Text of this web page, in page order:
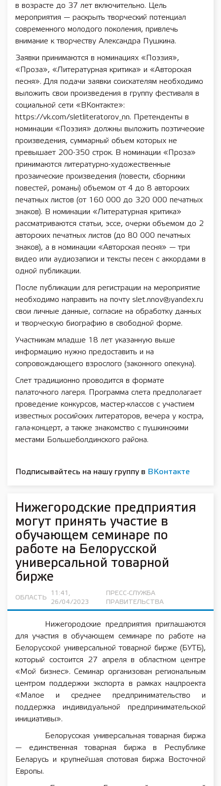
в возрасте до 37 лет включительно. Цель
мероприятия — раскрыть творческий потенциал
современного молодого поколения, привлечь
внимание к творчеству Александра Пушкина.
Заявки принимаются в номинациях «Поэзия»,
«Проза», «Литературная критика» и «Авторская
песня». Для подачи заявки соискателям необходимо
выложить свои произведения в группу фестиваля в
социальной сети «ВКонтакте»:
https://vk.com/sletliteratorov_nn. Претенденты в
номинации «Поэзия» должны выложить поэтические
произведения, суммарный объем которых не
превышает 200-350 строк. В номинации «Проза»
принимаются литературно-художественные
прозаические произведения (повести, сборники
повестей, романы) объемом от 4 до 8 авторских
печатных листов (от 160 000 до 320 000 печатных
знаков). В номинации «Литературная критика»
рассматриваются статьи, эссе, очерки объемом до 2
авторских печатных листов (до 80 000 печатных
знаков), а в номинации «Авторская песня» — три
видео или аудиозаписи и тексты песен с аккордами в
одной публикации.
После публикации для регистрации на мероприятие
необходимо направить на почту slet.nnov@yandex.ru
свои личные данные, согласие на обработку данных
и творческую биографию в свободной форме.
Участникам младше 18 лет указанную выше
информацию нужно предоставить и на
сопровождающего взрослого (законного опекуна).
Слет традиционно проводится в формате
палаточного лагеря. Программа слета предполагает
проведение конкурсов, мастер-классов с участием
известных российских литераторов, вечера у костра,
гала-концерт, а также знакомство с пушкинскими
местами Большеболдинского района.
Подписывайтесь на нашу группу в ВКонтакте
Нижегородские предприятия
могут принять участие в
обучающем семинаре по
работе на Белорусской
универсальной товарной
бирже
ОБЛАСТЬ
11:41,
26/04/2023
ПРЕСС-СЛУЖБА
ПРАВИТЕЛЬСТВА
Нижегородские предприятия приглашаются
для участия в обучающем семинаре по работе на
Белорусской универсальной товарной бирже (БУТБ),
который состоится 27 апреля в областном центре
«Мой бизнес». Семинар организован региональным
центром поддержки экспорта в рамках нацпроекта
«Малое и среднее предпринимательство и
поддержка индивидуальной предпринимательской
инициативы».
Белорусская универсальная товарная биржа
— единственная товарная биржа в Республике
Беларусь и крупнейшая спотовая биржа Восточной
Европы.